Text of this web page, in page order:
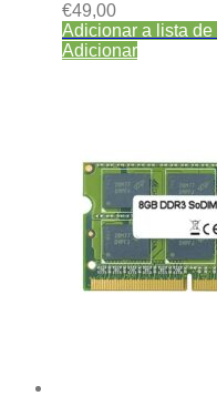
€49,00
Adicionar a lista de
Adicionar